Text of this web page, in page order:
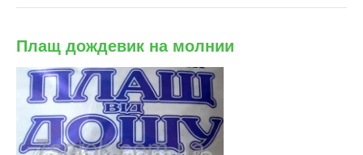
Плащ дождевик на молнии